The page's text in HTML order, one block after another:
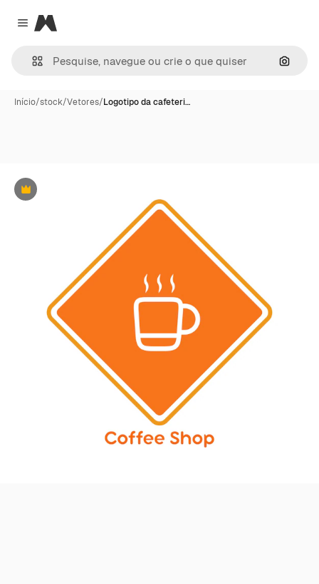
Close menu
Magnific
Início/stock/Vetores/Logotipo da cafeteri…
Premium